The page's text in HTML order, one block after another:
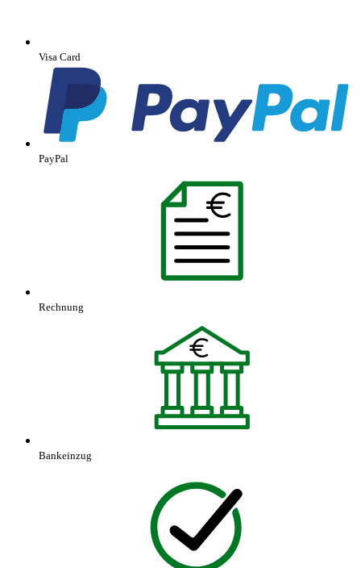
Visa Card
PayPal
Rechnung
Bankeinzug